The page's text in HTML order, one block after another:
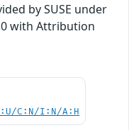
by SUSE under
with Attribution
C:N/I:N/A:H